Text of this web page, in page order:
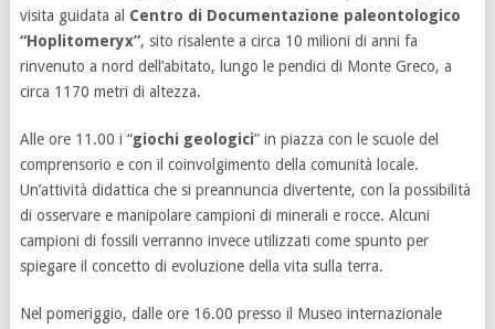
visita guidata al Centro di Documentazione paleontologico
“Hoplitomeryx”, sito risalente a circa 10 milioni di anni fa
rinvenuto a nord dell’abitato, lungo le pendici di Monte Greco, a
circa 1170 metri di altezza.
Alle ore 11.00 i “giochi geologici” in piazza con le scuole del
comprensorio e con il coinvolgimento della comunità locale.
Un’attività didattica che si preannuncia divertente, con la possibilità
di osservare e manipolare campioni di minerali e rocce. Alcuni
campioni di fossili verranno invece utilizzati come spunto per
spiegare il concetto di evoluzione della vita sulla terra.
Nel pomeriggio, dalle ore 16.00 presso il Museo internazionale